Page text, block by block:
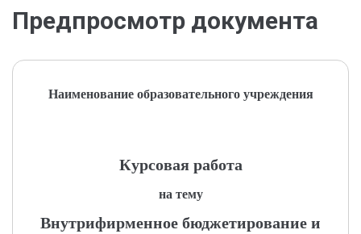
Предпросмотр документа
Наименование образовательного учреждения
Курсовая работа
на тему
Внутрифирменное бюджетирование и